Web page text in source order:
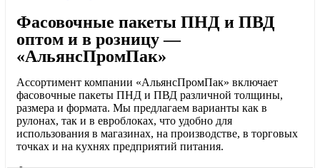
Фасовочные пакеты ПНД и ПВД
оптом и в розницу —
«АльянсПромПак»
Ассортимент компании «АльянсПромПак» включает
фасовочные пакеты ПНД и ПВД различной толщины,
размера и формата. Мы предлагаем варианты как в
рулонах, так и в евроблоках, что удобно для
использования в магазинах, на производстве, в торговых
точках и на кухнях предприятий питания.